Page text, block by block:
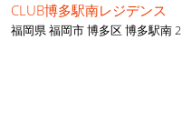
CLUB博多駅南レジデンス
福岡県 福岡市 博多区 博多駅南 2